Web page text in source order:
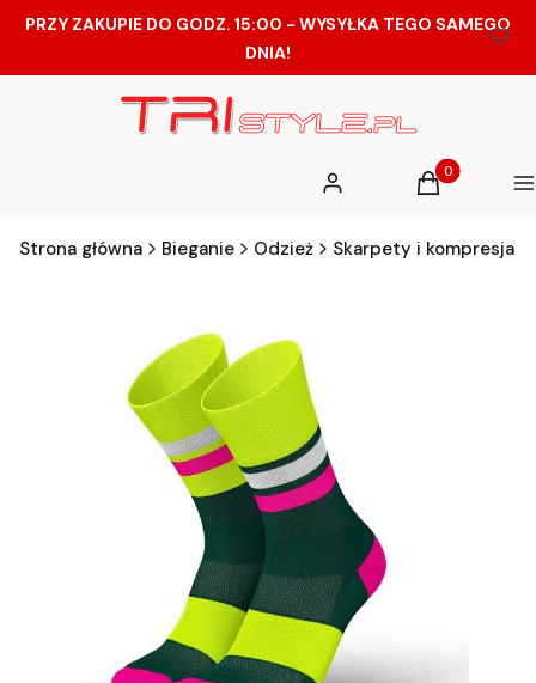
PRZY ZAKUPIE DO GODZ. 15:00 - WYSYŁKA TEGO SAMEGO
DNIA!
Zaloguj się Produkty w
Koszyk
Strona główna Bieganie Odzież Skarpety i kompresja